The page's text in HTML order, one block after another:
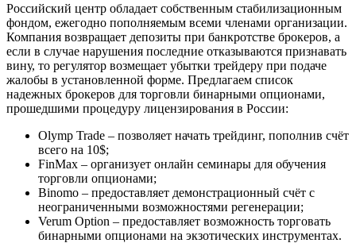
Российский центр обладает собственным стабилизационным
фондом, ежегодно пополняемым всеми членами организации.
Компания возвращает депозиты при банкротстве брокеров, а
если в случае нарушения последние отказываются признавать
вину, то регулятор возмещает убытки трейдеру при подаче
жалобы в установленной форме. Предлагаем список
надежных брокеров для торговли бинарными опционами,
прошедшими процедуру лицензирования в России:
Olymp Trade – позволяет начать трейдинг, пополнив счёт
всего на 10$;
FinMax – организует онлайн семинары для обучения
торговли опционами;
Binomo – предоставляет демонстрационный счёт с
неограниченными возможностями регенерации;
Verum Option – предоставляет возможность торговать
бинарными опционами на экзотических инструментах.